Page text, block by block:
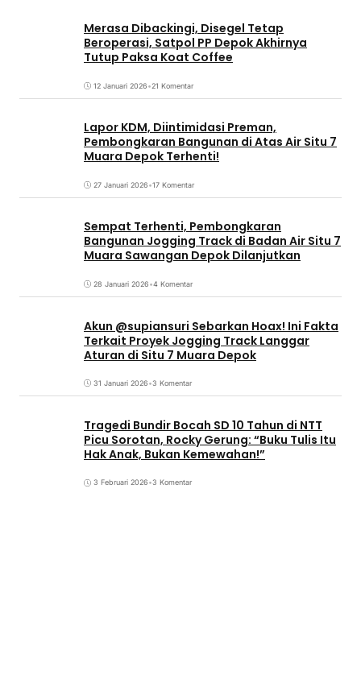
Merasa Dibackingi, Disegel Tetap
Beroperasi, Satpol PP Depok Akhirnya
Tutup Paksa Koat Coffee
12 Januari 2026•21 Komentar
Lapor KDM, Diintimidasi Preman,
Pembongkaran Bangunan di Atas Air Situ 7
Muara Depok Terhenti!
27 Januari 2026•17 Komentar
Sempat Terhenti, Pembongkaran
Bangunan Jogging Track di Badan Air Situ 7
Muara Sawangan Depok Dilanjutkan
28 Januari 2026•4 Komentar
Akun @supiansuri Sebarkan Hoax! Ini Fakta
Terkait Proyek Jogging Track Langgar
Aturan di Situ 7 Muara Depok
31 Januari 2026•3 Komentar
Tragedi Bundir Bocah SD 10 Tahun di NTT
Picu Sorotan, Rocky Gerung: “Buku Tulis Itu
Hak Anak, Bukan Kemewahan!”
3 Februari 2026•3 Komentar